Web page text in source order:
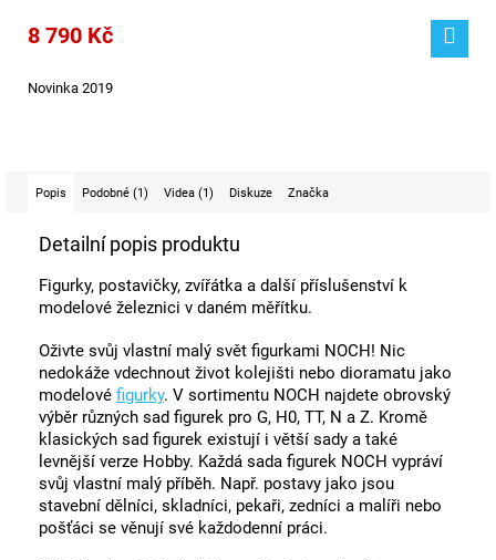
8 790 Kč
Novinka 2019
Popis Podobné (1) Videa (1) Diskuze Značka
Detailní popis produktu
Figurky, postavičky, zvířátka a další příslušenství k
modelové železnici v daném měřítku.
Oživte svůj vlastní malý svět figurkami NOCH! Nic
nedokáže vdechnout život kolejišti nebo dioramatu jako
modelové figurky. V sortimentu NOCH najdete obrovský
výběr různých sad figurek pro G, H0, TT, N a Z. Kromě
klasických sad figurek existují i ​​větší sady a také
levnější verze Hobby. Každá sada figurek NOCH vypráví
svůj vlastní malý příběh. Např. postavy jako jsou
stavební dělníci, skladníci, pekaři, zedníci a malíři nebo
pošťáci se věnují své každodenní práci.